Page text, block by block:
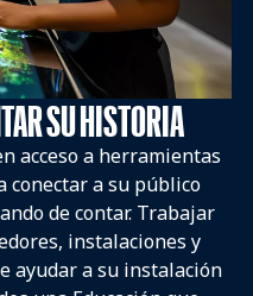
SU HISTORIA
acceso a herramientas
conectar a su público
de contar. Trabajar
instalaciones y
ayudar a su instalación